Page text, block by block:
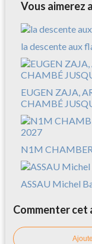
Vous aimerez
la descente aux
EUGEN ZAJA,
CHAMBÉ
N1M
ASSAU Michel
Commenter cet